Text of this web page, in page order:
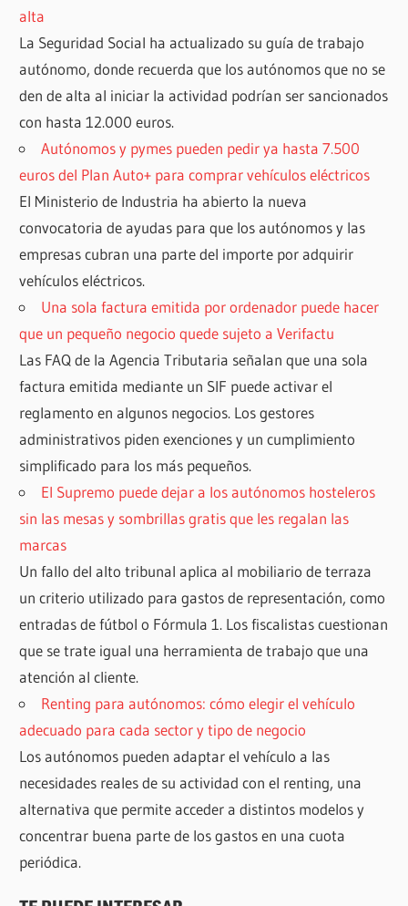
alta
La Seguridad Social ha actualizado su guía de trabajo
autónomo, donde recuerda que los autónomos que no se
den de alta al iniciar la actividad podrían ser sancionados
con hasta 12.000 euros.
Autónomos y pymes pueden pedir ya hasta 7.500
euros del Plan Auto+ para comprar vehículos eléctricos
El Ministerio de Industria ha abierto la nueva
convocatoria de ayudas para que los autónomos y las
empresas cubran una parte del importe por adquirir
vehículos eléctricos.
Una sola factura emitida por ordenador puede hacer
que un pequeño negocio quede sujeto a Verifactu
Las FAQ de la Agencia Tributaria señalan que una sola
factura emitida mediante un SIF puede activar el
reglamento en algunos negocios. Los gestores
administrativos piden exenciones y un cumplimiento
simplificado para los más pequeños.
El Supremo puede dejar a los autónomos hosteleros
sin las mesas y sombrillas gratis que les regalan las
marcas
Un fallo del alto tribunal aplica al mobiliario de terraza
un criterio utilizado para gastos de representación, como
entradas de fútbol o Fórmula 1. Los fiscalistas cuestionan
que se trate igual una herramienta de trabajo que una
atención al cliente.
Renting para autónomos: cómo elegir el vehículo
adecuado para cada sector y tipo de negocio
Los autónomos pueden adaptar el vehículo a las
necesidades reales de su actividad con el renting, una
alternativa que permite acceder a distintos modelos y
concentrar buena parte de los gastos en una cuota
periódica.